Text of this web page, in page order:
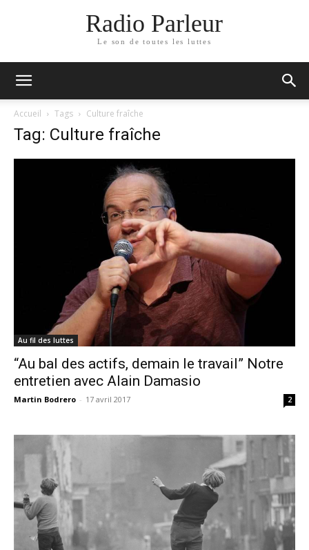
Radio Parleur
Le son de toutes les luttes
Accueil Tags Culture fraîche
Tag: Culture fraîche
Au fil des luttes
“Au bal des actifs, demain le travail” Notre
entretien avec Alain Damasio
Martin Bodrero - 17 avril 2017 2